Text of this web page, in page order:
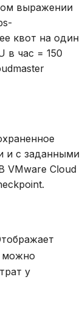
выражении
квот на один
в час = 150
и с заданными
VMware Cloud
можно
у